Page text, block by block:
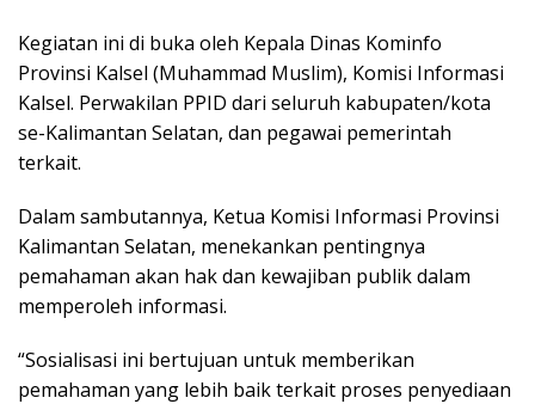
Kegiatan ini di buka oleh Kepala Dinas Kominfo
Provinsi Kalsel (Muhammad Muslim), Komisi Informasi
Kalsel. Perwakilan PPID dari seluruh kabupaten/kota
se-Kalimantan Selatan, dan pegawai pemerintah
terkait.
Dalam sambutannya, Ketua Komisi Informasi Provinsi
Kalimantan Selatan, menekankan pentingnya
pemahaman akan hak dan kewajiban publik dalam
memperoleh informasi.
“Sosialisasi ini bertujuan untuk memberikan
pemahaman yang lebih baik terkait proses penyediaan